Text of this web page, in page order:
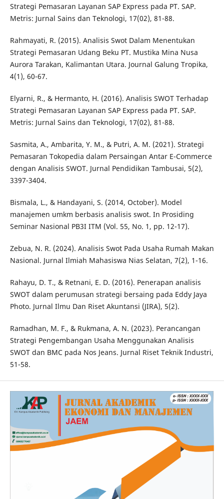
Strategi Pemasaran Layanan SAP Express pada PT. SAP.
Metris: Jurnal Sains dan Teknologi, 17(02), 81-88.
Rahmayati, R. (2015). Analisis Swot Dalam Menentukan
Strategi Pemasaran Udang Beku PT. Mustika Mina Nusa
Aurora Tarakan, Kalimantan Utara. Journal Galung Tropika,
4(1), 60-67.
Elyarni, R., & Hermanto, H. (2016). Analisis SWOT Terhadap
Strategi Pemasaran Layanan SAP Express pada PT. SAP.
Metris: Jurnal Sains dan Teknologi, 17(02), 81-88.
Sasmita, A., Ambarita, Y. M., & Putri, A. M. (2021). Strategi
Pemasaran Tokopedia dalam Persaingan Antar E-Commerce
dengan Analisis SWOT. Jurnal Pendidikan Tambusai, 5(2),
3397-3404.
Bismala, L., & Handayani, S. (2014, October). Model
manajemen umkm berbasis analisis swot. In Prosiding
Seminar Nasional PB3I ITM (Vol. 55, No. 1, pp. 12-17).
Zebua, N. R. (2024). Analisis Swot Pada Usaha Rumah Makan
Nasional. Jurnal Ilmiah Mahasiswa Nias Selatan, 7(2), 1-16.
Rahayu, D. T., & Retnani, E. D. (2016). Penerapan analisis
SWOT dalam perumusan strategi bersaing pada Eddy Jaya
Photo. Jurnal Ilmu Dan Riset Akuntansi (JIRA), 5(2).
Ramadhan, M. F., & Rukmana, A. N. (2023). Perancangan
Strategi Pengembangan Usaha Menggunakan Analisis
SWOT dan BMC pada Nos Jeans. Jurnal Riset Teknik Industri,
51-58.